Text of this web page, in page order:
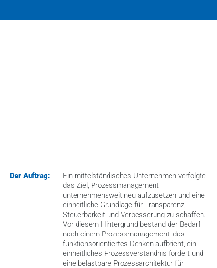
Der Auftrag:
Ein mittelständisches Unternehmen verfolgte
das Ziel, Prozessmanagement
unternehmensweit neu aufzusetzen und eine
einheitliche Grundlage für Transparenz,
Steuerbarkeit und Verbesserung zu schaffen.
Vor diesem Hintergrund bestand der Bedarf
nach einem Prozessmanagement, das
funktionsorientiertes Denken aufbricht, ein
einheitliches Prozessverständnis fördert und
eine belastbare Prozessarchitektur für